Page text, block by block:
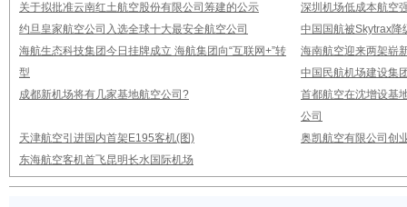
关于拟批准云南红土航空股份有限公司筹建的公示
深圳机场低成本航空
约旦皇家航空公司入选全球十大最安全航空公司
中国国航被Skytrax降
海航生态科技集团今日挂牌成立 海航集团向“互联网+”转
型
海南航空迎来两架崭
中国民航机场建设集
成都新机场将有几家基地航空公司?
首都航空在沈增设基
公司
天津航空引进国内首架E195客机(图)
奥凯航空有限公司创
东海航空客机首飞昆明长水国际机场